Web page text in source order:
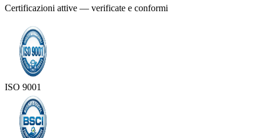
Certificazioni attive — verificate e conformi
ISO 9001